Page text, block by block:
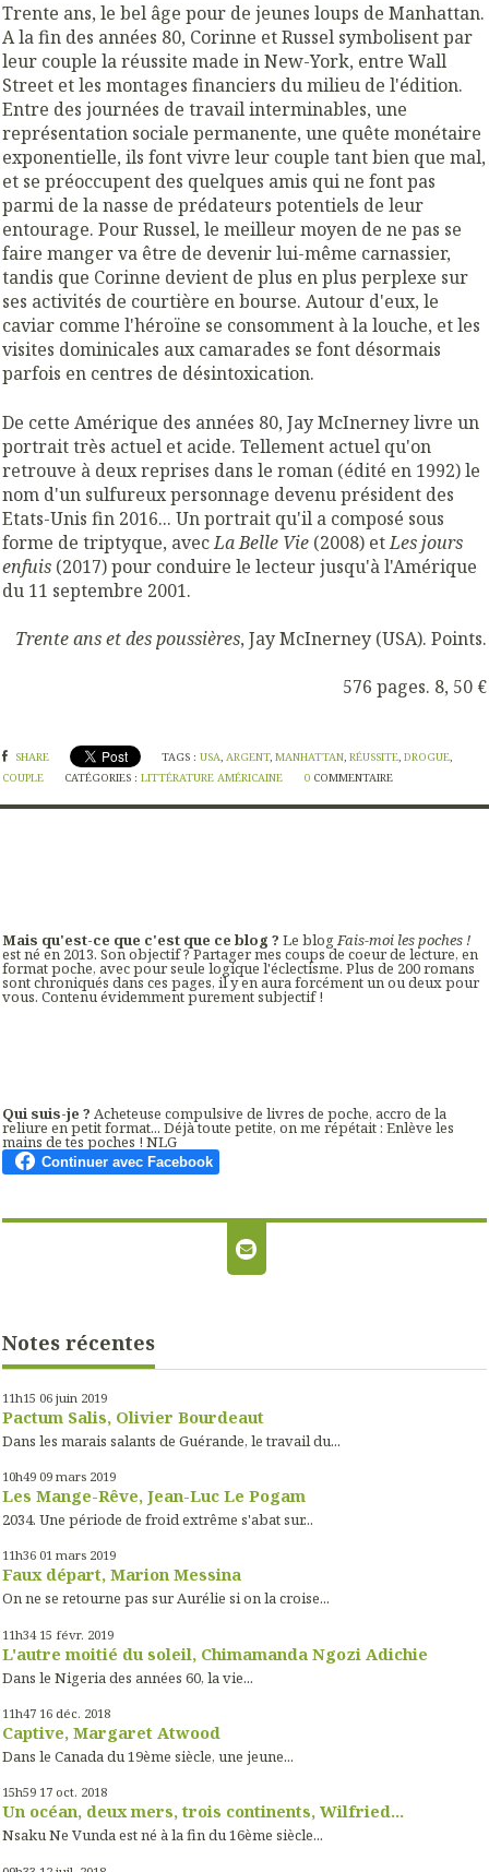
Trente ans, le bel âge pour de jeunes loups de Manhattan.
A la fin des années 80, Corinne et Russel symbolisent par
leur couple la réussite made in New-York, entre Wall
Street et les montages financiers du milieu de l'édition.
Entre des journées de travail interminables, une
représentation sociale permanente, une quête monétaire
exponentielle, ils font vivre leur couple tant bien que mal,
et se préoccupent des quelques amis qui ne font pas
parmi de la nasse de prédateurs potentiels de leur
entourage. Pour Russel, le meilleur moyen de ne pas se
faire manger va être de devenir lui-même carnassier,
tandis que Corinne devient de plus en plus perplexe sur
ses activités de courtière en bourse. Autour d'eux, le
caviar comme l'héroïne se consomment à la louche, et les
visites dominicales aux camarades se font désormais
parfois en centres de désintoxication.
De cette Amérique des années 80, Jay McInerney livre un
portrait très actuel et acide. Tellement actuel qu'on
retrouve à deux reprises dans le roman (édité en 1992) le
nom d'un sulfureux personnage devenu président des
Etats-Unis fin 2016... Un portrait qu'il a composé sous
forme de triptyque, avecLa Belle Vie (2008) etLes jours
enfuis (2017) pour conduire le lecteur jusqu'à l'Amérique
du 11 septembre 2001.
Trente ans et des poussières, Jay McInerney (USA). Points.
576 pages. 8, 50 €
SHARE TAGS :USA,ARGENT,MANHATTAN,RÉUSSITE,DROGUE,
COUPLE
CATÉGORIES :LITTÉRATURE AMÉRICAINE 0 COMMENTAIRE
Mais qu'est-ce que c'est que ce blog ? Le blogFais-moi les poches !
est né en 2013. Son objectif ? Partager mes coups de coeur de lecture, en
format poche, avec pour seule logique l'éclectisme. Plus de 200 romans
sont chroniqués dans ces pages, il y en aura forcément un ou deux pour
vous. Contenu évidemment purement subjectif !
Qui suis-je ? Acheteuse compulsive de livres de poche, accro de la
reliure en petit format... Déjà toute petite, on me répétait : Enlève les
mains de tes poches ! NLG
Notes récentes
11h15 06 juin 2019
Pactum Salis, Olivier Bourdeaut
Dans les marais salants de Guérande, le travail du...
10h49 09 mars 2019
Les Mange-Rêve, Jean-Luc Le Pogam
2034. Une période de froid extrême s'abat sur...
11h36 01 mars 2019
Faux départ, Marion Messina
On ne se retourne pas sur Aurélie si on la croise...
11h34 15 févr. 2019
L'autre moitié du soleil, Chimamanda Ngozi Adichie
Dans le Nigeria des années 60, la vie...
11h47 16 déc. 2018
Captive, Margaret Atwood
Dans le Canada du 19ème siècle, une jeune...
15h59 17 oct. 2018
Un océan, deux mers, trois continents, Wilfried...
Nsaku Ne Vunda est né à la fin du 16ème siècle...